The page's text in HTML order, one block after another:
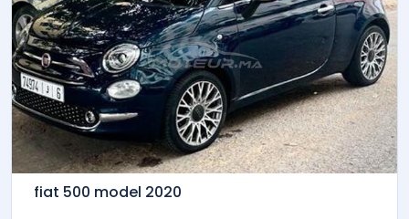
fiat 500 model 2020